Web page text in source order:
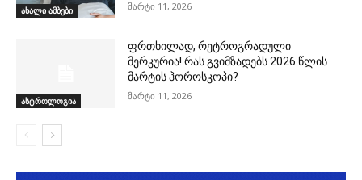
ახალი ამბები მარტი 11, 2026
ასტროლოგია
ფრთხილად, რეტროგრადული
მერკურია! რას გვიმზადებს 2026 წლის
მარტის ჰოროსკოპი?
მარტი 11, 2026